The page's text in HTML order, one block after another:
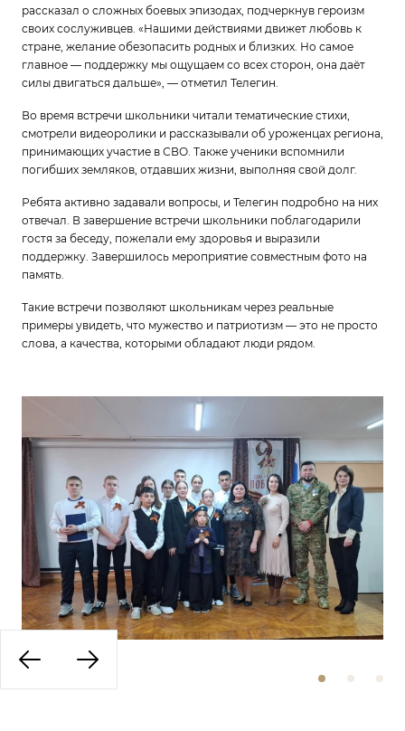
рассказал о сложных боевых эпизодах, подчеркнув героизм
своих сослуживцев. «Нашими действиями движет любовь к
стране, желание обезопасить родных и близких. Но самое
главное — поддержку мы ощущаем со всех сторон, она даёт
силы двигаться дальше», — отметил Телегин.
Во время встречи школьники читали тематические стихи,
смотрели видеоролики и рассказывали об уроженцах региона,
принимающих участие в СВО. Также ученики вспомнили
погибших земляков, отдавших жизни, выполняя свой долг.
Ребята активно задавали вопросы, и Телегин подробно на них
отвечал. В завершение встречи школьники поблагодарили
гостя за беседу, пожелали ему здоровья и выразили
поддержку. Завершилось мероприятие совместным фото на
память.
Такие встречи позволяют школьникам через реальные
примеры увидеть, что мужество и патриотизм — это не просто
слова, а качества, которыми обладают люди рядом.